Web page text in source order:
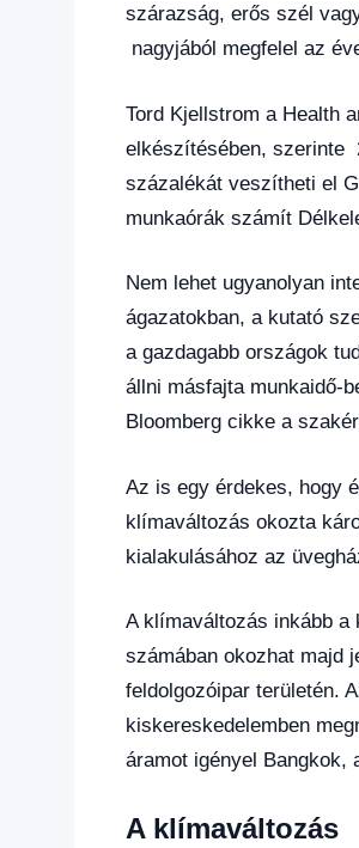
szárazság, erős szél
nagyjából megfelel az
Tord Kjellstrom a Health
elkészítésében, szerinte
százalékát veszítheti el
munkaórák számít
Nem lehet ugyanolyan
ágazatokban, a kutató
a gazdagabb országok
állni másfajta munkaidő-
Bloomberg cikke a
Az is egy érdekes, hogy
klímaváltozás okozta
kialakulásához az
A klímaváltozás inkább a
számában okozhat majd
feldolgozóipar területén.
kiskereskedelemben
áramot igényel Bangkok,
A klímaváltozás